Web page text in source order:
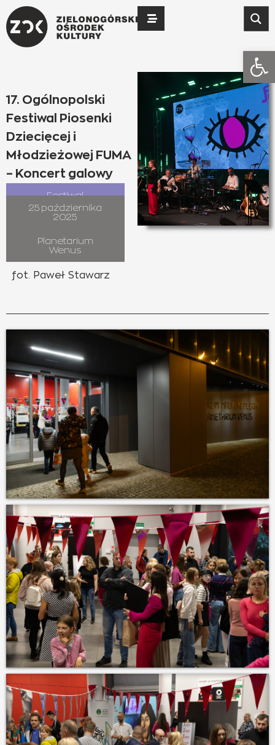
17. Ogólnopolski
Festiwal Piosenki
Dziecięcej i
Młodzieżowej FUMA
– Koncert galowy
Festiwal
25 października
2025
Planetarium
Wenus
fot. Paweł Stawarz